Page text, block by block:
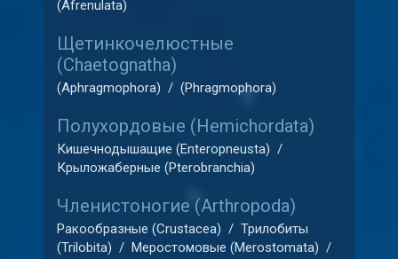
(Afrenulata)
Щетинкочелюстные
(Chaetognatha)
(Aphragmophora) / (Phragmophora)
Полухордовые (Hemichordata)
Кишечнодышащие (Enteropneusta) /
Крыложаберные (Pterobranchia)
Членистоногие (Arthropoda)
Ракообразные (Crustacea) / Трилобиты
(Trilobita) / Меростомовые (Merostomata) /